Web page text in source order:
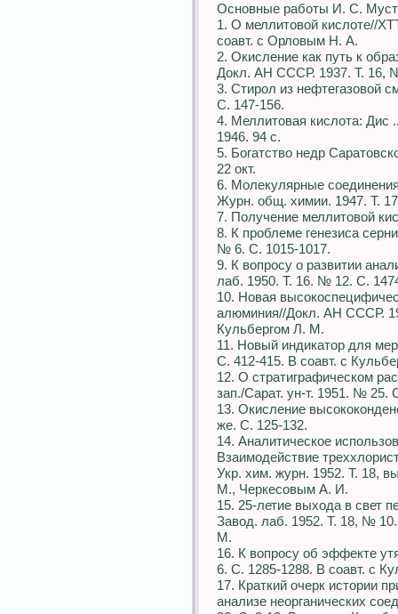
Основные работы И. С.
1. О меллитовой кислоте//
соавт. с Орловым Н. А.
2. Окисление как путь к
Докл. АН СССР. 1937. Т. 16,
3. Стирол из нефтегазовой
С. 147-156.
4. Меллитовая кислота: Дис
1946. 94 с.
5. Богатство недр
22 окт.
6. Молекулярные
Журн. общ. химии. 1947. Т.
7. Получение меллитовой
8. К проблеме генезиса
№ 6. С. 1015-1017.
9. К вопросу о развитии
лаб. 1950. Т. 16. № 12. С.
10. Новая
алюминия//Докл. АН СССР.
Кульбергом Л. М.
11. Новый индикатор для
С. 412-415. В соавт. с
12. О стратиграфическом
зап./Сарат. ун-т. 1951. № 25.
13. Окисление
же. С. 125-132.
14. Аналитическое
Взаимодействие
Укр. хим. журн. 1952. Т. 18,
М., Черкесовым А. И.
15. 25-летие выхода в свет
Завод. лаб. 1952. Т. 18, №
М.
16. К вопросу об эффекте
6. С. 1285-1288. В соавт. с
17. Краткий очерк истории
анализе неорганических